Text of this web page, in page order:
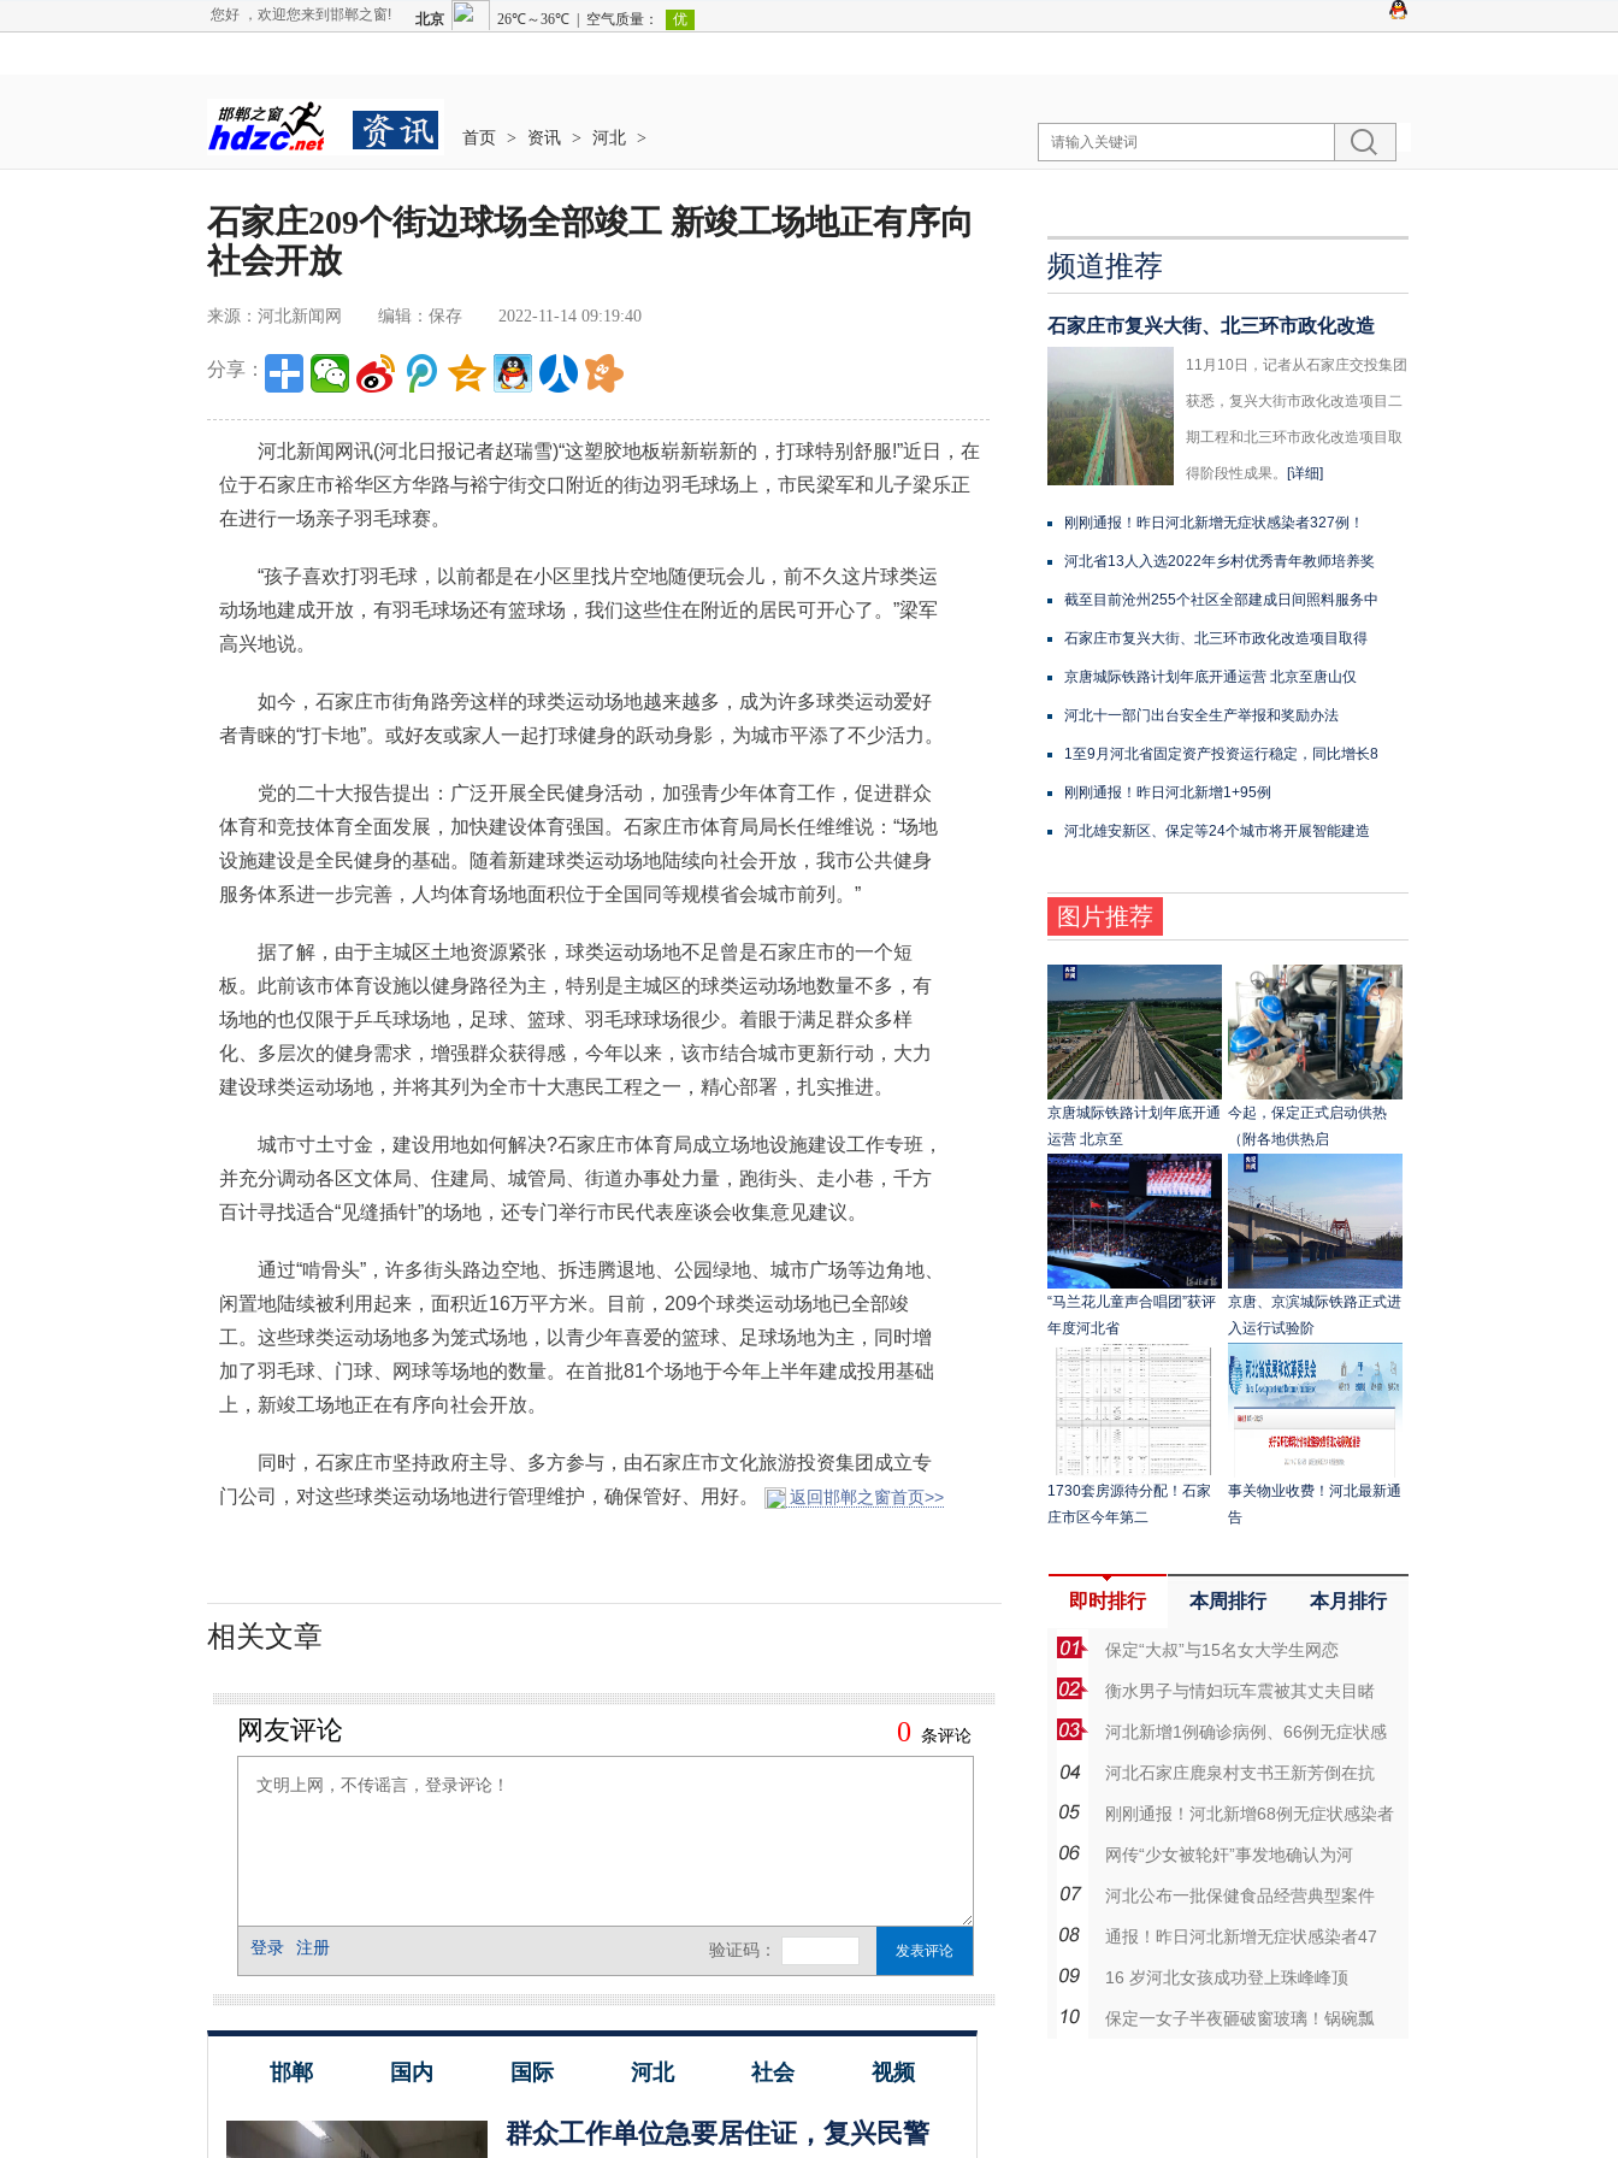
您好 ，欢迎您来到邯郸之窗!
首页 > 资讯 > 河北 >
石家庄209个街边球场全部竣工 新竣工场地正有序向
社会开放
来源：河北新闻网 编辑：保存 2022-11-14 09:19:40
分享：
河北新闻网讯(河北日报记者赵瑞雪)“这塑胶地板崭新崭新的，打球特别舒服!”近日，在
位于石家庄市裕华区方华路与裕宁街交口附近的街边羽毛球场上，市民梁军和儿子梁乐正
在进行一场亲子羽毛球赛。
“孩子喜欢打羽毛球，以前都是在小区里找片空地随便玩会儿，前不久这片球类运
动场地建成开放，有羽毛球场还有篮球场，我们这些住在附近的居民可开心了。”梁军
高兴地说。
如今，石家庄市街角路旁这样的球类运动场地越来越多，成为许多球类运动爱好
者青睐的“打卡地”。或好友或家人一起打球健身的跃动身影，为城市平添了不少活力。
党的二十大报告提出：广泛开展全民健身活动，加强青少年体育工作，促进群众
体育和竞技体育全面发展，加快建设体育强国。石家庄市体育局局长任维维说：“场地
设施建设是全民健身的基础。随着新建球类运动场地陆续向社会开放，我市公共健身
服务体系进一步完善，人均体育场地面积位于全国同等规模省会城市前列。”
据了解，由于主城区土地资源紧张，球类运动场地不足曾是石家庄市的一个短
板。此前该市体育设施以健身路径为主，特别是主城区的球类运动场地数量不多，有
场地的也仅限于乒乓球场地，足球、篮球、羽毛球球场很少。着眼于满足群众多样
化、多层次的健身需求，增强群众获得感，今年以来，该市结合城市更新行动，大力
建设球类运动场地，并将其列为全市十大惠民工程之一，精心部署，扎实推进。
城市寸土寸金，建设用地如何解决?石家庄市体育局成立场地设施建设工作专班，
并充分调动各区文体局、住建局、城管局、街道办事处力量，跑街头、走小巷，千方
百计寻找适合“见缝插针”的场地，还专门举行市民代表座谈会收集意见建议。
通过“啃骨头”，许多街头路边空地、拆违腾退地、公园绿地、城市广场等边角地、
闲置地陆续被利用起来，面积近16万平方米。目前，209个球类运动场地已全部竣
工。这些球类运动场地多为笼式场地，以青少年喜爱的篮球、足球场地为主，同时增
加了羽毛球、门球、网球等场地的数量。在首批81个场地于今年上半年建成投用基础
上，新竣工场地正在有序向社会开放。
同时，石家庄市坚持政府主导、多方参与，由石家庄市文化旅游投资集团成立专
门公司，对这些球类运动场地进行管理维护，确保管好、用好。
返回邯郸之窗首页>>
相关文章
邯郸 国内 国际 河北 社会 视频
群众工作单位急要居住证，复兴民警
频道推荐
石家庄市复兴大街、北三环市政化改造
11月10日，记者从石家庄交投集团
获悉，复兴大街市政化改造项目二
期工程和北三环市政化改造项目取
得阶段性成果。 [详细]
刚刚通报！昨日河北新增无症状感染者327例！
河北省13人入选2022年乡村优秀青年教师培养奖
截至目前沧州255个社区全部建成日间照料服务中
石家庄市复兴大街、北三环市政化改造项目取得
京唐城际铁路计划年底开通运营 北京至唐山仅
河北十一部门出台安全生产举报和奖励办法
1至9月河北省固定资产投资运行稳定，同比增长8
刚刚通报！昨日河北新增1+95例
河北雄安新区、保定等24个城市将开展智能建造
图片推荐
京唐城际铁路计划年底开通
运营 北京至
今起，保定正式启动供热
（附各地供热启
“马兰花儿童声合唱团”获评
年度河北省
京唐、京滨城际铁路正式进
入运行试验阶
1730套房源待分配！石家
庄市区今年第二
事关物业收费！河北最新通
告
即时排行 本周排行 本月排行
保定“大叔”与15名女大学生网恋
衡水男子与情妇玩车震被其丈夫目睹
河北新增1例确诊病例、66例无症状感
河北石家庄鹿泉村支书王新芳倒在抗
刚刚通报！河北新增68例无症状感染者
网传“少女被轮奸”事发地确认为河
河北公布一批保健食品经营典型案件
通报！昨日河北新增无症状感染者47
16 岁河北女孩成功登上珠峰峰顶
保定一女子半夜砸破窗玻璃！锅碗瓢